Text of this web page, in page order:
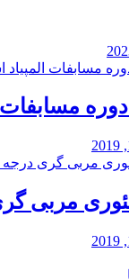
مسابفات
مربی گری